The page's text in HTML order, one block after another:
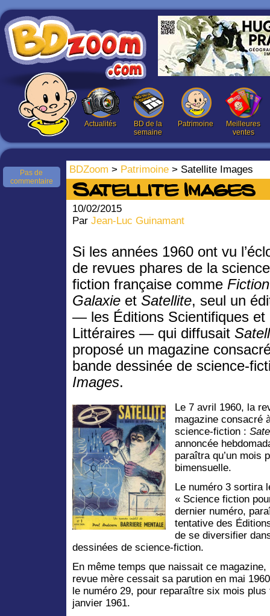
Actualités
BD de la
semaine
Patrimoine
Meilleures
ventes
BDZoom > Patrimoine > Satellite Images
Pas de
commentaire
Satellite Images
10/02/2015
Par Jean-Luc Guinamant
Si les années 1960 ont vu
de revues phares de la science
fiction française comme Fiction
Galaxie et Satellite, seul un
— les Éditions Scientifiques et
Littéraires — qui diffusait
proposé un magazine
bande dessinée de science-
Images.
Le 7 avril 1960, la
magazine consacré
science-fiction :
annoncée
paraîtra qu’un mois
bimensuelle.
Le numéro 3 sortira
« Science fiction
dernier numéro,
tentative des
de se diversifier
dessinées de science-fiction.
En même temps que naissait ce magazine,
revue mère cessait sa parution en mai
le numéro 29, pour reparaître six mois plus
janvier 1961.